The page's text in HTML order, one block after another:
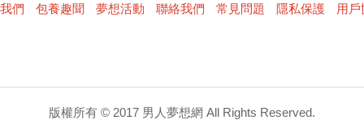
們 包養趣聞 夢想活動 聯絡我們 常見問題 隱私保護 用戶
版權所有 © 2017 男人夢想網 All Rights Reserved.